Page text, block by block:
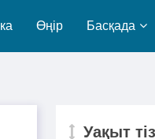
Өңір Басқада
Уақыт